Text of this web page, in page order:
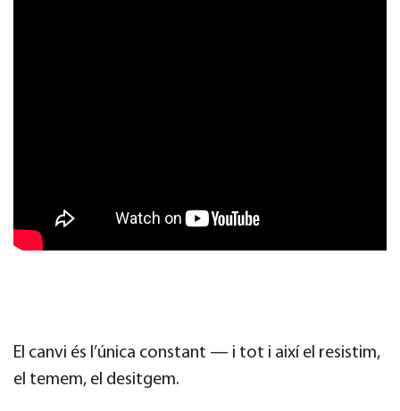
El canvi és l’única constant — i tot i així el resistim,
el temem, el desitgem.